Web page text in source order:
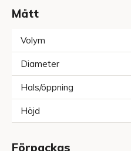
Mått
Volym
Diameter
Hals/öppning
Höjd
Förpackas